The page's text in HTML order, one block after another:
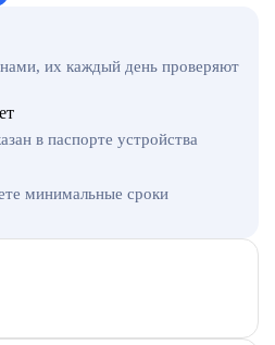
их каждый день проверяют
в паспорте устройства
минимальные сроки